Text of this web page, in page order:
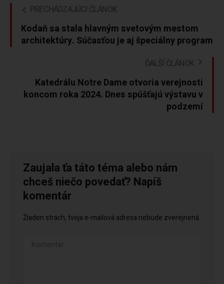
PRECHÁDZAJÚCI ČLÁNOK
Kodaň sa stala hlavným svetovým mestom
architektúry. Súčasťou je aj špeciálny program
ĎALŠÍ ČLÁNOK
Katedrálu Notre Dame otvoria verejnosti
koncom roka 2024. Dnes spúšťajú výstavu v
podzemí
Zaujala ťa táto téma alebo nám
chceš niečo povedať? Napíš
komentár
Žiaden strach, tvoja e-mailová adresa nebude zverejnená.